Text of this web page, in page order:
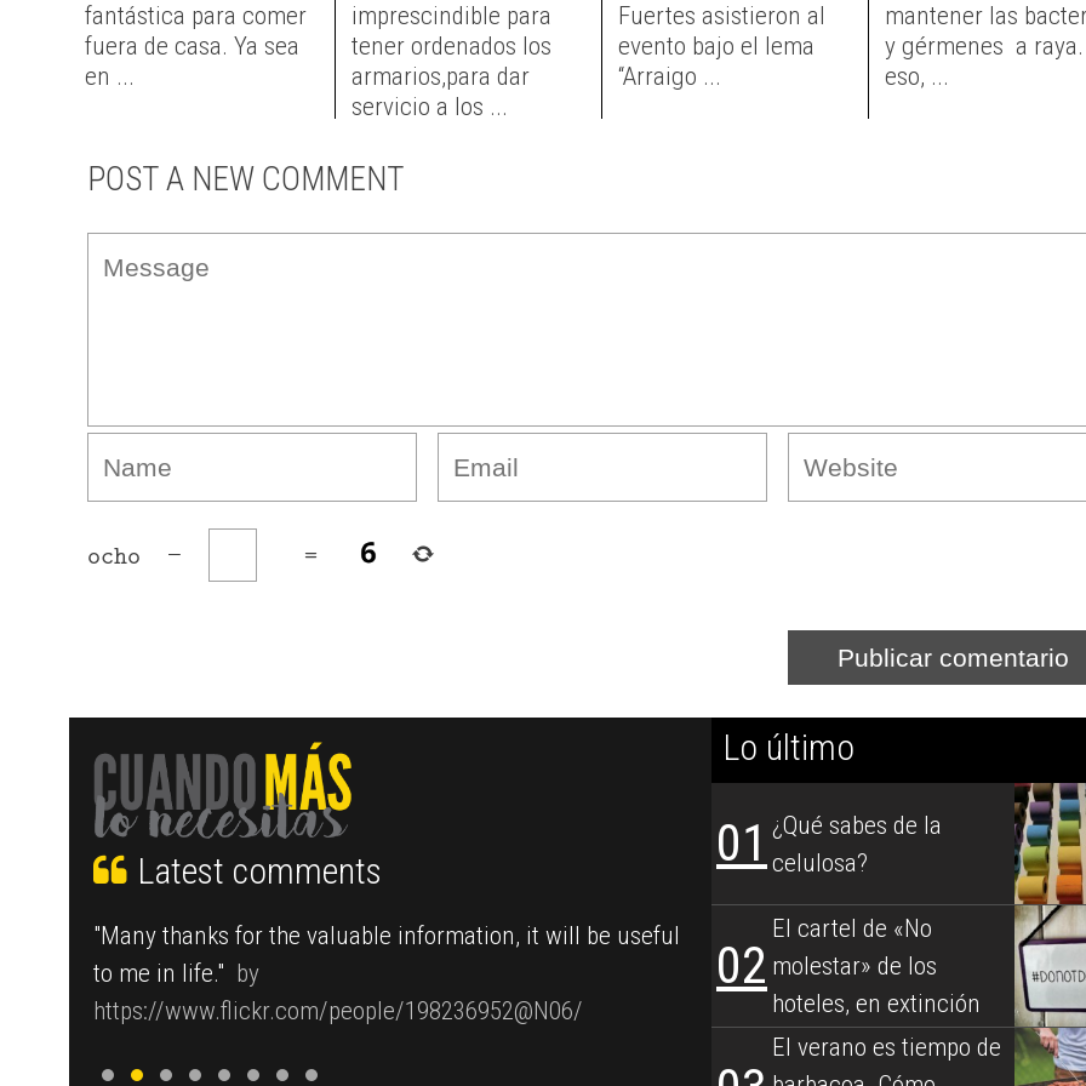
fantástica para comer
fuera de casa. Ya sea
en ...
imprescindible para
tener ordenados los
armarios,para dar
servicio a los ...
Fuertes asistieron al
evento bajo el lema
“Arraigo ...
mantener las
y gérmenes a
eso, ...
POST A NEW COMMENT
ocho − =
Latest comments
"Many thanks for the valuable information, it will be useful
to me in life." by
https://www.flickr.com/people/198236952@N06/
"Todo el mundo tiene claro cual es el
de cada verano, ?verdad? ?La
cocina es insustituible en las
familiares y amigos..."byВалерия
Lo último
01 ¿Qué sabes de la
celulosa?
02
El cartel de «No
molestar» de los
hoteles, en extinción
El verano es tiempo de